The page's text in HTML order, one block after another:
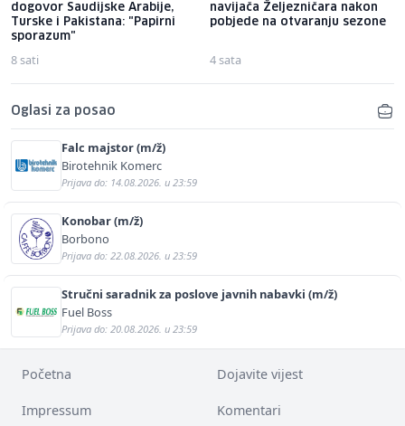
dogovor Saudijske Arabije,
Turske i Pakistana: "Papirni
sporazum"
8 sati
navijača Željezničara nakon
pobjede na otvaranju sezone
4 sata
Oglasi za posao
Falc majstor (m/ž)
Birotehnik Komerc
Prijava do: 14.08.2026. u 23:59
Konobar (m/ž)
Borbono
Prijava do: 22.08.2026. u 23:59
Stručni saradnik za poslove javnih nabavki (m/ž)
Fuel Boss
Prijava do: 20.08.2026. u 23:59
Početna Dojavite vijest
Impressum Komentari